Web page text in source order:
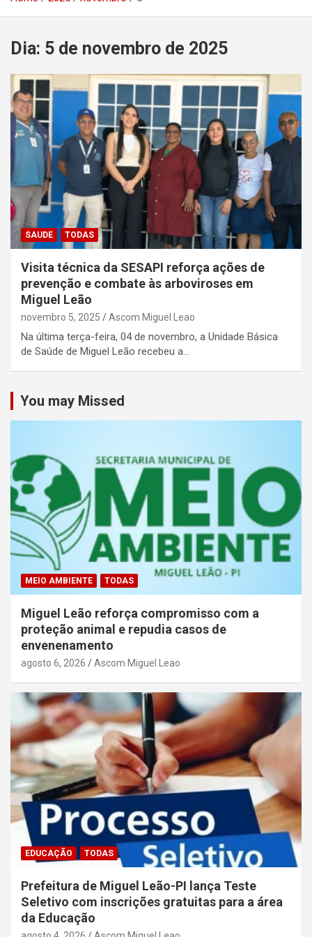
Dia: 5 de novembro de 2025
SAUDE TODAS
Visita técnica da SESAPI reforça ações de
prevenção e combate às arboviroses em
Miguel Leão
novembro 5, 2025 Ascom Miguel Leao
Na última terça-feira, 04 de novembro, a Unidade Básica
de Saúde de Miguel Leão recebeu a…
You may Missed
MEIO AMBIENTE TODAS
Miguel Leão reforça compromisso com a
proteção animal e repudia casos de
envenenamento
agosto 6, 2026 Ascom Miguel Leao
EDUCAÇÃO TODAS
Prefeitura de Miguel Leão-PI lança Teste
Seletivo com inscrições gratuitas para a área
da Educação